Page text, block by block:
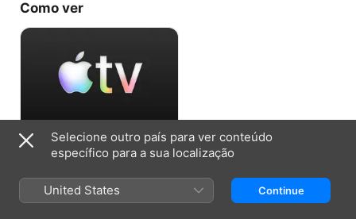
Como ver
Aceitar período grátis
7 dias grátis e depois 9,99 €/mês
Selecione outro país para ver conteúdo
específico para a sua localização
United States Continue